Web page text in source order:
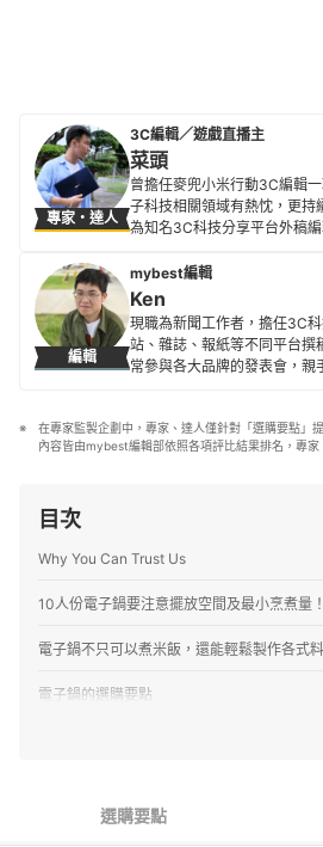
專家・達人
3C編輯／遊戲直播主
菜頭
曾擔任麥兜小米行動3C編輯
子科技相關領域有熱忱，更持
為知名3C科技分享平台外稿
等商品的最新潮流與性能設計
需求的專業指引。
菜頭的簡介
編輯
mybest編輯
Ken
現職為新聞工作者，擔任3C
站、雜誌、報紙等不同平台撰
常參與各大品牌的發表會，
Ken的簡介
在專家監製企劃中，專家、達人僅針對「選購要點」
內容皆由mybest編輯部依照各項評比結果排名，專家
目次
Why You Can Trust Us
10人份電子鍋要注意擺放空間及最小烹煮量！
電子鍋不只可以煮米飯，還能輕鬆製作各式料
電子鍋的選購要點
選購要點